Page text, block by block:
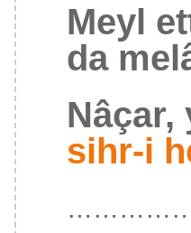
Meyl
da
Nâçar,
sihr-i